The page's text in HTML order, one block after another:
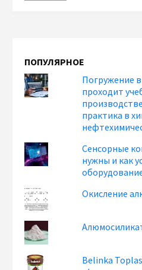
ПОПУЛЯРНОЕ
Погружение
проходит
практика в
Сенсорные
нужны и как
Окисление
Belinka